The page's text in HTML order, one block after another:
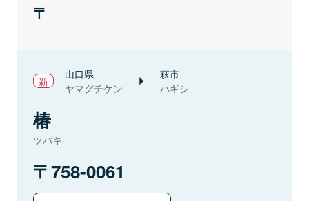
山口県
ヤマグチケン
萩市
ハギシ
椿
ツバキ
758-0061